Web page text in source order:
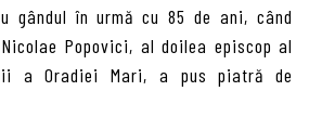
gândul în urmă cu 85 de ani, când
Popovici, al doilea episcop al
a Oradiei Mari, a pus piatră de